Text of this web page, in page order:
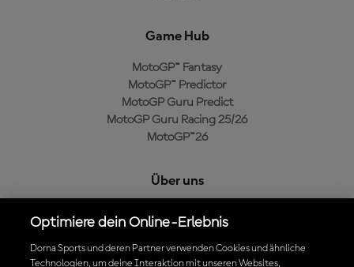
Game Hub
MotoGP™ Fantasy
MotoGP™ Predictor
MotoGP Guru Predict
MotoGP Guru Racing 25/26
MotoGP™26
Über uns
Cookie-Richtlinien
Geschäftsbedingungen
Optimiere dein Online-Erlebnis
Dorna Sports und deren Partner verwenden Cookies und ähnliche
Technologien, um deine Interaktion mit unseren Websites,